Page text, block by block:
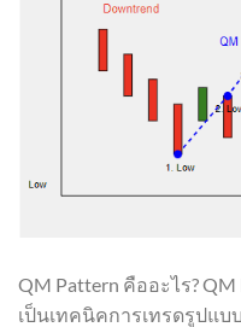
QM Pattern คืออะไร?
เป็นเทคนิคการเทรดรูปแ